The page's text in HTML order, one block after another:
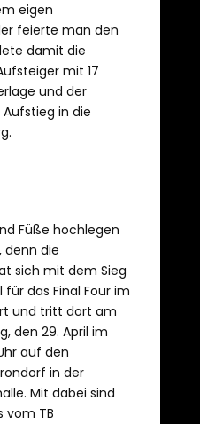
eigen
feierte man den
damit die
mit 17
und der
in die
Füße hochlegen
denn die
sich mit dem Sieg
für das Final Four im
und tritt dort am
den 29. April im
auf den
in der
Mit dabei sind
vom TB